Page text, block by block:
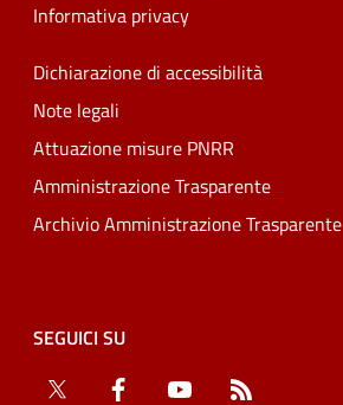
Informativa privacy
Dichiarazione di accessibilità
Note legali
Attuazione misure PNRR
Amministrazione Trasparente
Archivio Amministrazione Trasparente
SEGUICI SU
Twitter
Facebook YouTube